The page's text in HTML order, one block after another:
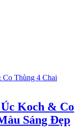
Koch & Co
Sáng Đẹp